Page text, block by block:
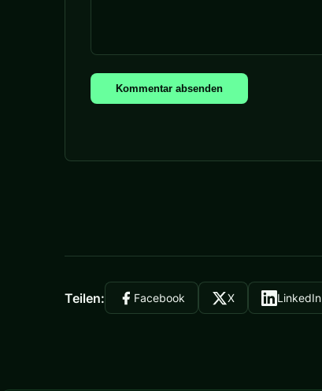
Kommentar absenden
Teilen: Facebook X LinkedIn